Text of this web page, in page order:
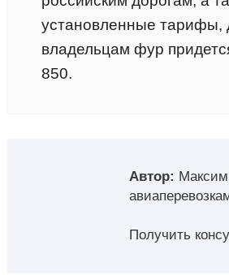
установленные тарифы,
владельцам фур
850.
Автор:
Получить